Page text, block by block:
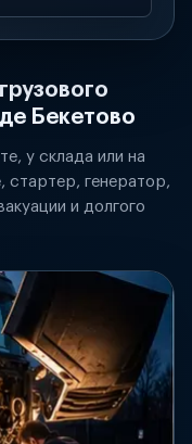
Бекетово
у склада или на
стартер, генератор,
и долгого